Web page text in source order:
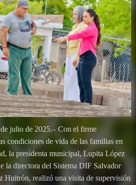
julio de 2025.– Con el firme
condiciones de vida de las familias en
la presidenta municipal, Lupita López
la directora del Sistema DIF Salvador
Huitrón, realizó una visita de supervisión